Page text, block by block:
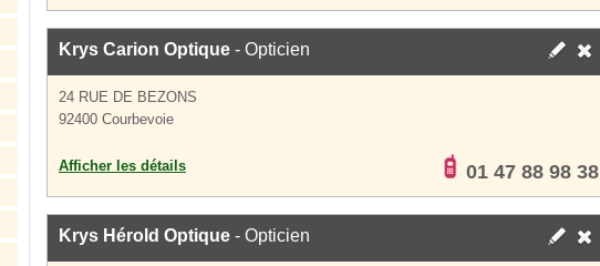
Krys Carion Optique - Opticien
24 RUE DE BEZONS
92400 Courbevoie
Afficher les détails 01 47 88 98 38
Krys Hérold Optique - Opticien